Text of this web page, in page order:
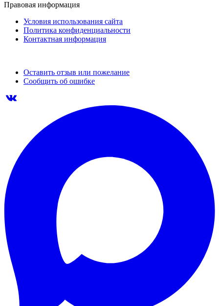
Правовая информация
Условия использования сайта
Политика конфиденциальности
Контактная информация
Оставить отзыв или пожелание
Сообщить об ошибке